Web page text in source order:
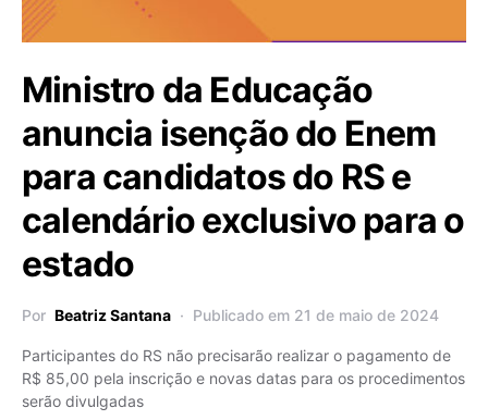
Ministro da Educação
anuncia isenção do Enem
para candidatos do RS e
calendário exclusivo para o
estado
Por Beatriz Santana Publicado em 21 de maio de 2024
Participantes do RS não precisarão realizar o pagamento de
R$ 85,00 pela inscrição e novas datas para os procedimentos
serão divulgadas